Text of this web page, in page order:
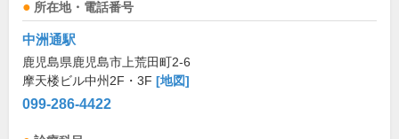
所在地・電話番号
中洲通駅
鹿児島県鹿児島市上荒田町2-6
摩天楼ビル中州2F・3F [地図]
099-286-4422